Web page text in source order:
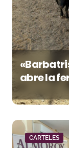
abre la
de
CARTELES